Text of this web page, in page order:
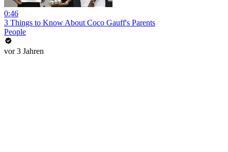
0:46
3 Things to Know About Coco Gauff's Parents
People
vor 3 Jahren